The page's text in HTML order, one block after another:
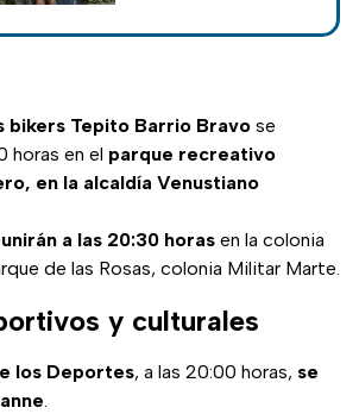
seguridad y
bikers Tepito Barrio Bravo se
horas en el parque recreativo
en la alcaldía Venustiano
a las 20:30 horas en la colonia
de las Rosas, colonia Militar Marte.
y culturales
los Deportes, a las 20:00 horas, se
.